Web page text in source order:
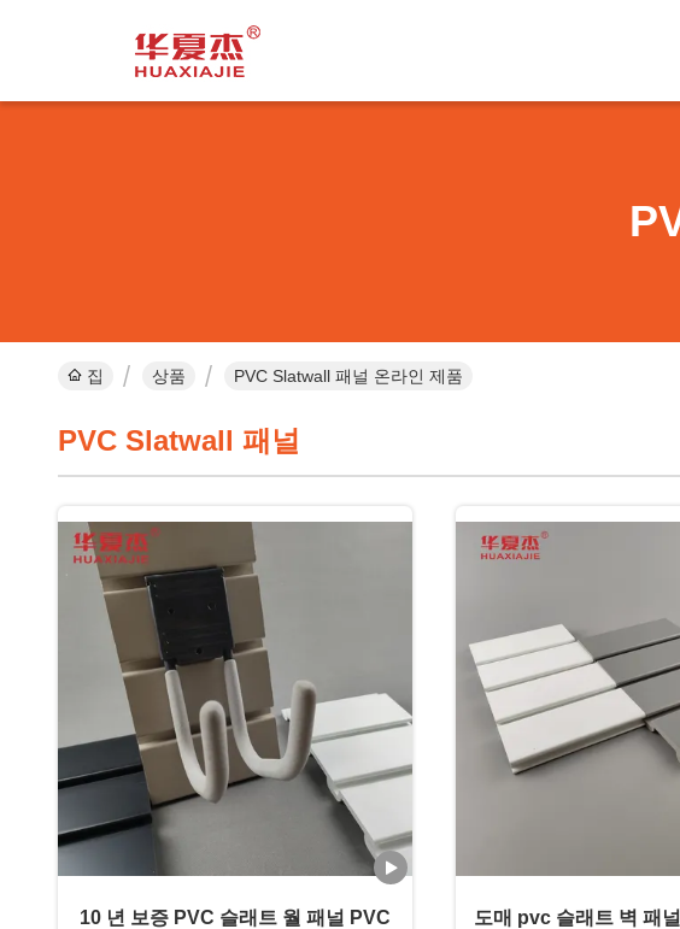
집 상품 PVC Slatwall 패널 온라인 제품
PVC Slatwall 패널
10 년 보증 PVC 슬래트 월 패널 PVC
도매 pvc 슬래트 벽 패